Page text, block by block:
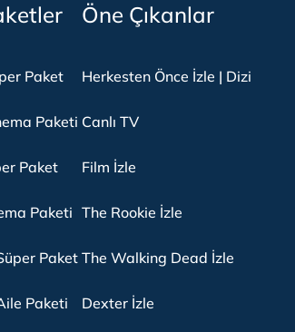
Paket
Paketi
Paket
Paketi
Paket
Paketi
Öne Çıkanlar
Herkesten Önce İzle | Dizi
Canlı TV
Film İzle
The Rookie İzle
The Walking Dead İzle
Dexter İzle